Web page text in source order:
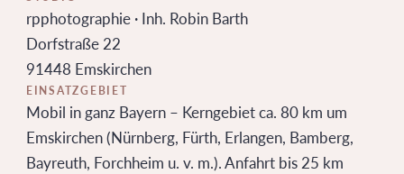
rpphotographie · Inh. Robin Barth
Dorfstraße 22
91448 Emskirchen
EINSATZGEBIET
Mobil in ganz Bayern – Kerngebiet ca. 80 km um
Emskirchen (Nürnberg, Fürth, Erlangen, Bamberg,
Bayreuth, Forchheim u. v. m.). Anfahrt bis 25 km